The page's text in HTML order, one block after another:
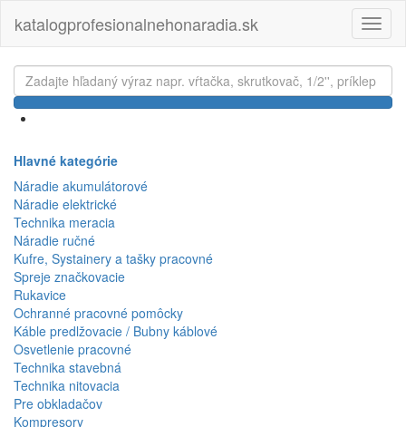
katalogprofesionalnehonaradia.sk
Hlavné kategórie
Náradie akumulátorové
Náradie elektrické
Technika meracia
Náradie ručné
Kufre, Systainery a tašky pracovné
Spreje značkovacie
Rukavice
Ochranné pracovné pomôcky
Káble predlžovacie / Bubny káblové
Osvetlenie pracovné
Technika stavebná
Technika nitovacia
Pre obkladačov
Kompresory